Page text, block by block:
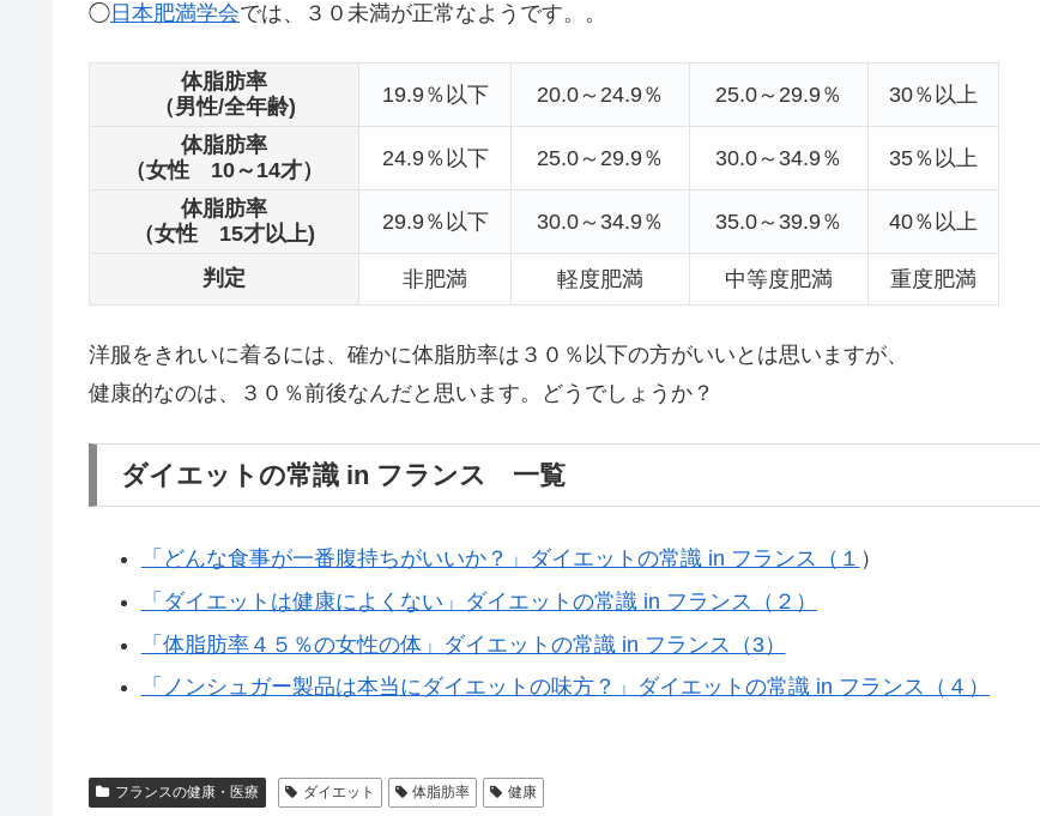
◯ 日本肥満学会では、３０未満が正常なようです。。
体脂肪率
（男性/全年齢)
19.9％以下 20.0～24.9％ 25.0～29.9％ 30％以上
体脂肪率
（女性 10～14才）
24.9％以下 25.0～29.9％ 30.0～34.9％ 35％以上
体脂肪率
（女性 15才以上)
29.9％以下 30.0～34.9％ 35.0～39.9％ 40％以上
判定 非肥満 軽度肥満 中等度肥満 重度肥満
洋服をきれいに着るには、確かに体脂肪率は３０％以下の方がいいとは思いますが、
健康的なのは、３０％前後なんだと思います。どうでしょうか？
ダイエットの常識 in フランス 一覧
「どんな食事が一番腹持ちがいいか？」ダイエットの常識 in フランス（１ ）
「ダイエットは健康によくない」ダイエットの常識 in フランス（２）
「体脂肪率４５％の女性の体」ダイエットの常識 in フランス（3）
「ノンシュガー製品は本当にダイエットの味方？」ダイエットの常識 in フランス（４）
フランスの健康・医療 ダイエット 体脂肪率 健康